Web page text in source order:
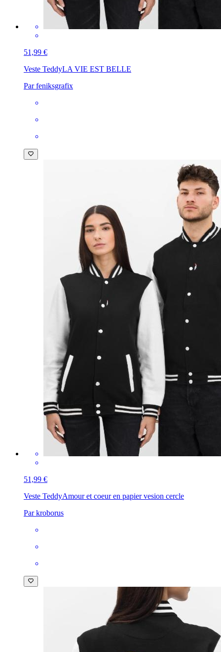
51,99 €
Veste TeddyLA VIE EST BELLE
Par feniksgrafix
51,99 €
Veste TeddyAmour et coeur en papier vesion cercle
Par kroborus